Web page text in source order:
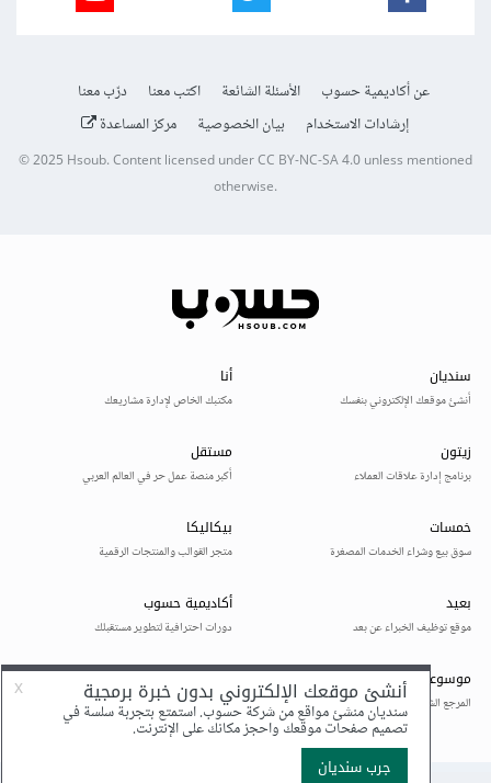
عن أكاديمية حسوب الأسئلة الشائعة اكتب معنا
درّب معنا
إرشادات الاستخدام
بيان الخصوصية مركز المساعدة
© 2025Hsoub.Content licensed underCC BY-NC-SA 4.0unless mentioned
otherwise.